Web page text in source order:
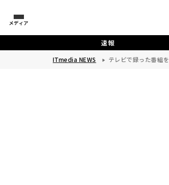
メディア
速報
ITmedia NEWS テレビで録った番組